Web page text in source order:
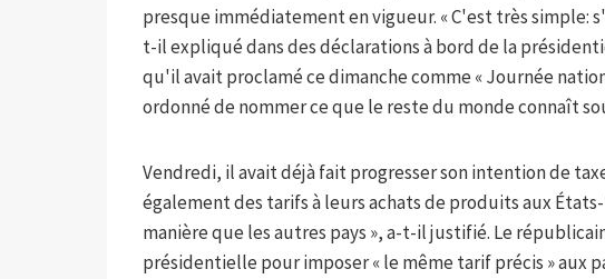
presque immédiatement en vigueur. « C'est très simple:
t-il expliqué dans des déclarations à bord de la
qu'il avait proclamé ce dimanche comme « Journée
ordonné de nommer ce que le reste du monde connaît
Vendredi, il avait déjà fait progresser son intention de
également des tarifs à leurs achats de produits aux
manière que les autres pays », a-t-il justifié. Le
présidentielle pour imposer « le même tarif précis » aux